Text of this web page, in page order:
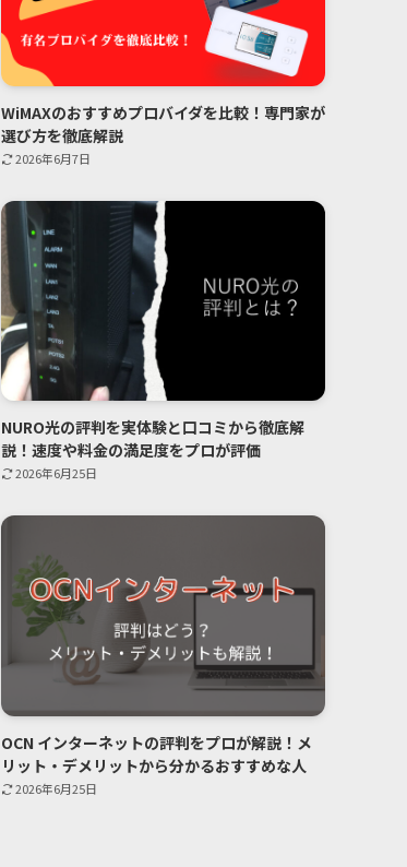
WiMAXのおすすめプロバイダを比較！専門家が
選び方を徹底解説
2026年6月7日
NURO光の評判を実体験と口コミから徹底解
説！速度や料金の満足度をプロが評価
2026年6月25日
OCN インターネットの評判をプロが解説！メ
リット・デメリットから分かるおすすめな人
2026年6月25日